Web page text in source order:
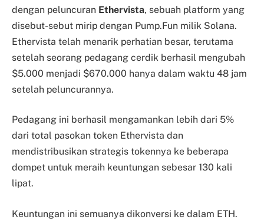
dengan peluncuran Ethervista, sebuah platform yang
disebut-sebut mirip dengan Pump.Fun milik Solana.
Ethervista telah menarik perhatian besar, terutama
setelah seorang pedagang cerdik berhasil mengubah
$5.000 menjadi $670.000 hanya dalam waktu 48 jam
setelah peluncurannya.
Pedagang ini berhasil mengamankan lebih dari 5%
dari total pasokan token Ethervista dan
mendistribusikan strategis tokennya ke beberapa
dompet untuk meraih keuntungan sebesar 130 kali
lipat.
Keuntungan ini semuanya dikonversi ke dalam ETH.